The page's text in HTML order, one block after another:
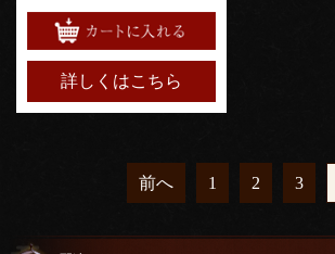
詳しくはこちら
前へ 1 2 3